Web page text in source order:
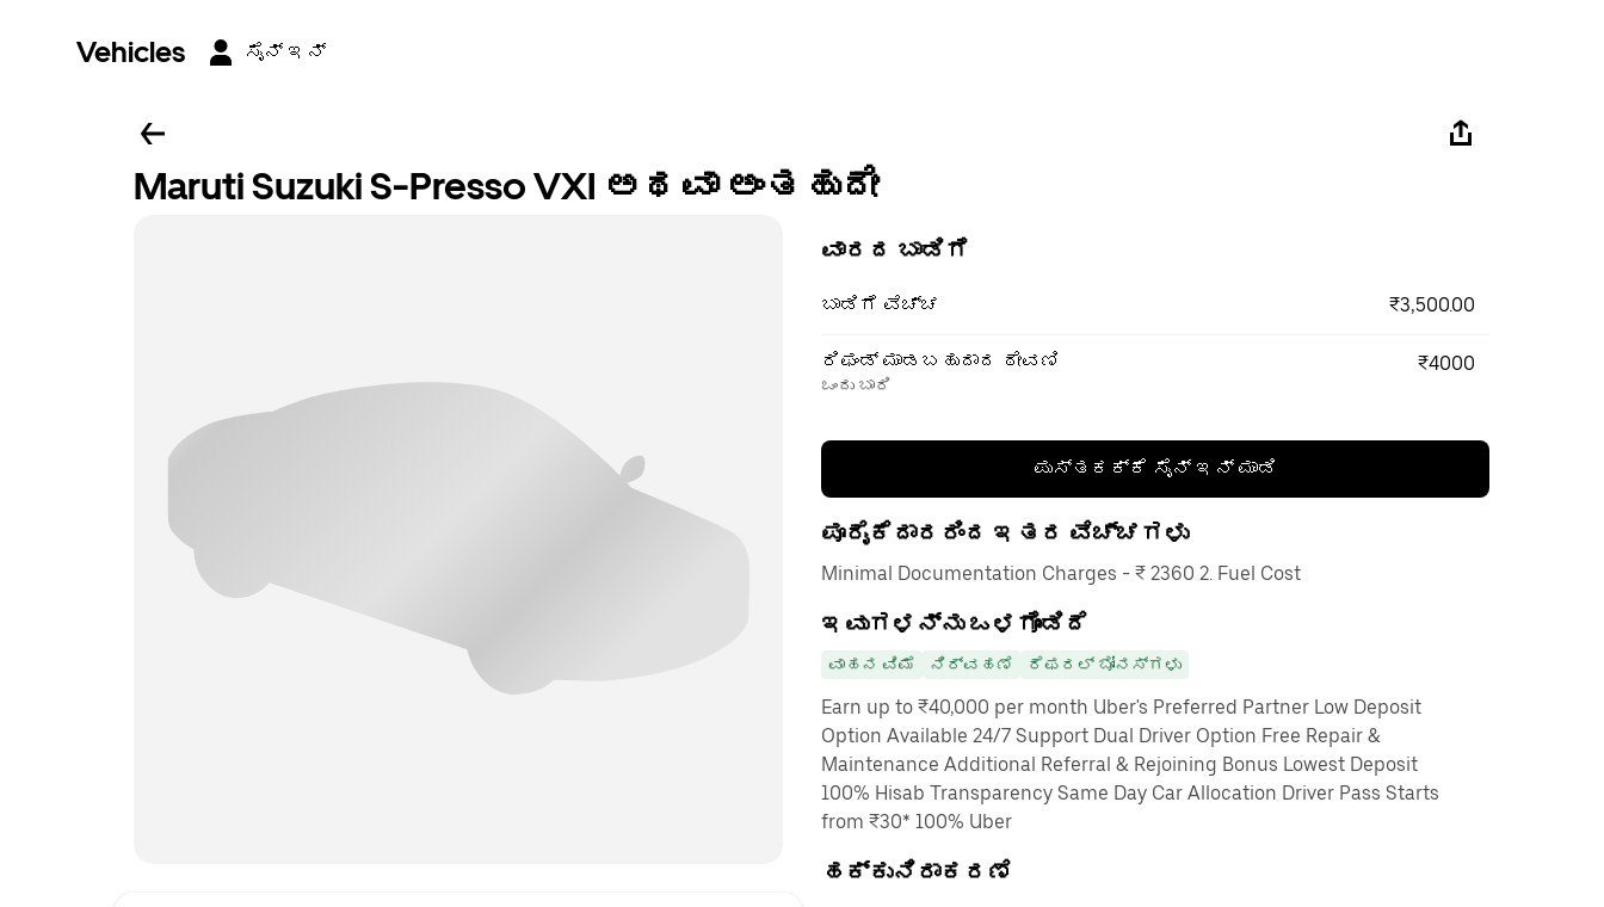
Vehicles ಸೈನ್ ಇನ್
Maruti Suzuki S-Presso VXI ಅಥವಾ ಅಂತಹುದೇ
ವಾರದ ಬಾಡಿಗೆ
ಬಾಡಿಗೆ ವೆಚ್ಚ ₹3,500.00
ರಿಫಂಡ್ ಮಾಡಬಹುದಾದ ಠೇವಣಿ
ಒಂದು ಬಾರಿ
₹4000
ಪುಸ್ತಕಕ್ಕೆ ಸೈನ್ ಇನ್ ಮಾಡಿ
ಪೂರೈಕೆದಾರರಿಂದ ಇತರ ವೆಚ್ಚಗಳು
Minimal Documentation Charges - ₹ 2360 2. Fuel Cost
ಇವುಗಳನ್ನು ಒಳಗೊಂಡಿದೆ
ವಾಹನ ವಿಮೆ ನಿರ್ವಹಣೆ ರೆಫರಲ್ ಬೋನಸ್‌ಗಳು
Earn up to ₹40,000 per month Uber's Preferred Partner Low Deposit
Option Available 24/7 Support Dual Driver Option Free Repair &
Maintenance Additional Referral & Rejoining Bonus Lowest Deposit
100% Hisab Transparency Same Day Car Allocation Driver Pass Starts
from ₹30* 100% Uber
ಹಕ್ಕುನಿರಾಕರಣೆ